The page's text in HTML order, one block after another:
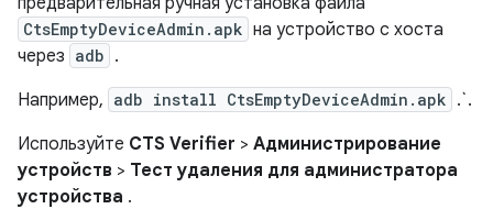
CtsEmptyDeviceAdmin.apk на устройство с хоста
через adb .
Например, adb install CtsEmptyDeviceAdmin.apk .`.
Используйте CTS Verifier > Администрирование
устройств > Тест удаления для администратора
устройства .